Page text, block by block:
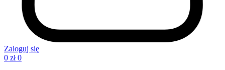
Zaloguj się
0 zł 0